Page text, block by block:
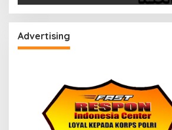
Advertising